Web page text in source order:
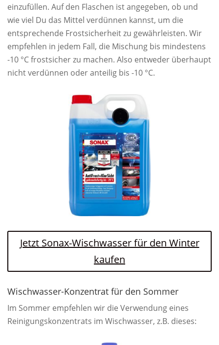
einzufüllen. Auf den Flaschen ist angegeben, ob und
wie viel Du das Mittel verdünnen kannst, um die
entsprechende Frostsicherheit zu gewährleisten. Wir
empfehlen in jedem Fall, die Mischung bis mindestens
-10 °C frostsicher zu machen. Also entweder überhaupt
nicht verdünnen oder anteilig bis -10 °C.
Jetzt Sonax-Wischwasser für den Winter
kaufen
Wischwasser-Konzentrat für den Sommer
Im Sommer empfehlen wir die Verwendung eines
Reinigungskonzentrats im Wischwasser, z.B. dieses: